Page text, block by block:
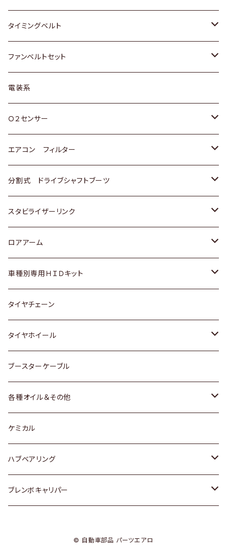
三菱
スバル
日野
クライスラー
ダイハツ
マツダ
三菱
スバル
ホンダ
マツダ
スズキ
ダイハツ
マツダ
三菱
スバル
ホンダ
スズキ
日産
ダイハツ
マツダ
三菱
スバル
タイミングベルト
トヨタ
スズキ
ダイハツ
三菱
スバル
ファンベルトセット
トヨタ
ホンダ
スズキ
日産
いすゞ
ダイハツ
マツダ
三菱
スバル
レクサス
電装系
Ｏ２センサー
トヨタ
ホンダ
スズキ
日産
ダイハツ
マツダ
三菱
スバル
エアコン フィルター
トヨタ
ホンダ
スズキ
日産
いすゞ
ダイハツ
マツダ
三菱
スバル
分割式 ドライブシャフトブーツ
トヨタ
ホンダ
スズキ
日産
ダイハツ
スバル
スタビライザーリンク
トヨタ
ホンダ
スズキ
日産
ダイハツ
マツダ
ロアアーム
ホンダ
スズキ
日産
ダイハツ
マツダ
スバル
車種別専用ＨＩＤキット
トヨタ
マツダ
タイヤチェーン
タイヤホイール
トヨタ
ホンダ
スズキ
日産
ダイハツ
ブースターケーブル
各種オイル＆その他
ディーデル洗浄添加剤
ケミカル
ハブベアリング
トヨタ
ブレンボキャリパー
© 自動車部品 パーツエアロ